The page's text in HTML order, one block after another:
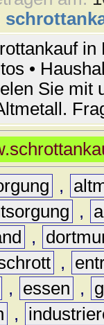
in
•
Sie mit
,
,
,
,
, essen ,
,